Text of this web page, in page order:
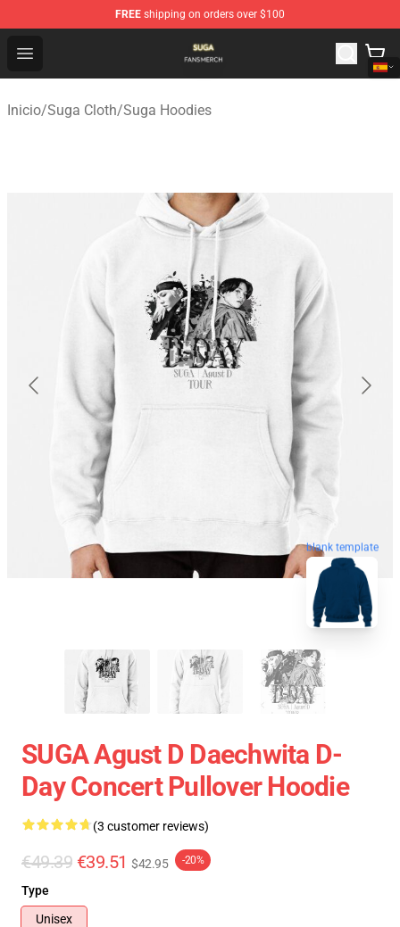
FREE shipping on orders over $100
Open menu
Suga Shop - Official Suga Merchandise Store
Inicio/Suga Cloth/Suga Hoodies
blank template
SUGA Agust D Daechwita D-
Day Concert Pullover Hoodie
(3 customer reviews)
€49.39 €39.51 $42.95 -20%
Type
Unisex